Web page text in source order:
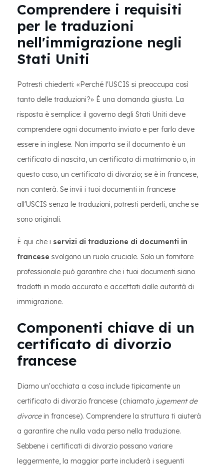
Comprendere i requisiti
per le traduzioni
nell'immigrazione negli
Stati Uniti
Potresti chiederti: «Perché l'USCIS si preoccupa così
tanto delle traduzioni?» È una domanda giusta. La
risposta è semplice: il governo degli Stati Uniti deve
comprendere ogni documento inviato e per farlo deve
essere in inglese. Non importa se il documento è un
certificato di nascita, un certificato di matrimonio o, in
questo caso, un certificato di divorzio; se è in francese,
non conterà. Se invii i tuoi documenti in francese
all'USCIS senza le traduzioni, potresti perderli, anche se
sono originali.
È qui che i servizi di traduzione di documenti in
francese svolgono un ruolo cruciale. Solo un fornitore
professionale può garantire che i tuoi documenti siano
tradotti in modo accurato e accettati dalle autorità di
immigrazione.
Componenti chiave di un
certificato di divorzio
francese
Diamo un'occhiata a cosa include tipicamente un
certificato di divorzio francese (chiamato jugement de
divorcein francese). Comprendere la struttura ti aiuterà
a garantire che nulla vada perso nella traduzione.
Sebbene i certificati di divorzio possano variare
leggermente, la maggior parte includerà i seguenti